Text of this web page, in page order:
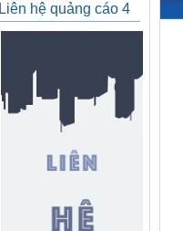
Liên hệ quảng cáo 4